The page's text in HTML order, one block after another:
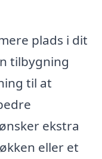
plads i dit
tilbygning
til at
ekstra
eller et